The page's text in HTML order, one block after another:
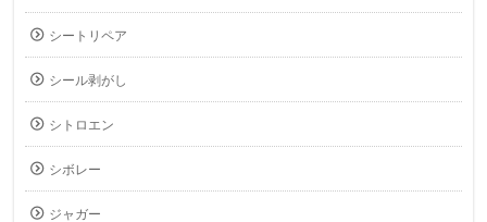
シートリペア
シール剥がし
シトロエン
シボレー
ジャガー